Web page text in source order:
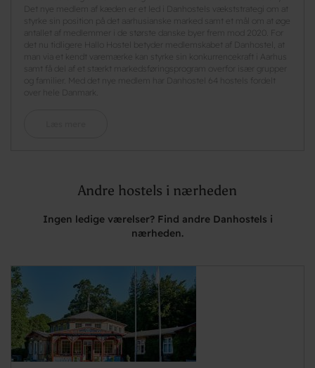
Det nye medlem af kæden er et led i Danhostels vækststrategi om at
styrke sin position på det aarhusianske marked samt et mål om at øge
antallet af medlemmer i de største danske byer frem mod 2020. For
det nu tidligere Hallo Hostel betyder medlemskabet af Danhostel, at
man via et kendt varemærke kan styrke sin konkurrencekraft i Aarhus
samt få del af et stærkt markedsføringsprogram overfor især grupper
og familier. Med det nye medlem har Danhostel 64 hostels fordelt
over hele Danmark.
Andre hostels i nærheden
Ingen ledige værelser? Find andre Danhostels i
nærheden.